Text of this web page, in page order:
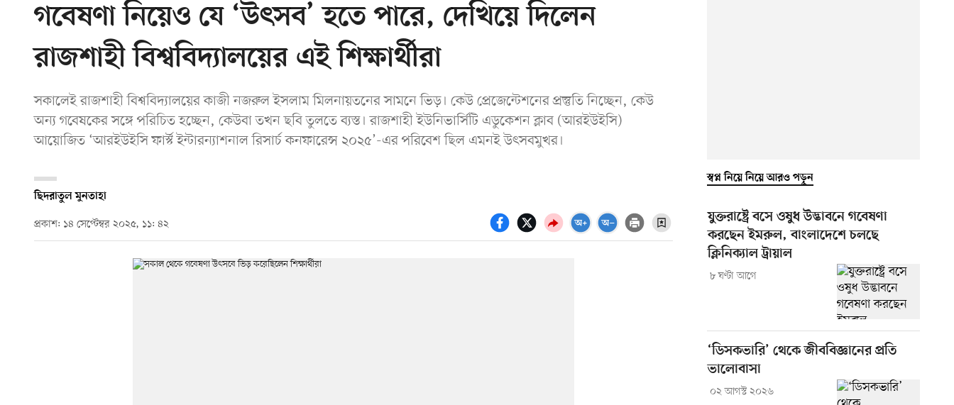
গবেষণা নিয়েও যে ‘উৎসব’ হতে পারে, দেখিয়ে দিলেন
রাজশাহী বিশ্ববিদ্যালয়ের এই শিক্ষার্থীরা
সকালেই রাজশাহী বিশ্ববিদ্যালয়ের কাজী নজরুল ইসলাম মিলনায়তনের সামনে ভিড়। কেউ প্রেজেন্টেশনের প্রস্তুতি নিচ্ছেন, কেউ
অন্য গবেষকের সঙ্গে পরিচিত হচ্ছেন, কেউবা তখন ছবি তুলতে ব্যস্ত। রাজশাহী ইউনিভার্সিটি এডুকেশন ক্লাব (আরইউইসি)
আয়োজিত ‘আরইউইসি ফার্স্ট ইন্টারন্যাশনাল রিসার্চ কনফারেন্স ২০২৫’-এর পরিবেশ ছিল এমনই উৎসবমুখর।
ছিদরাতুল মুনতাহা
প্রকাশ: ১৪ সেপ্টেম্বর ২০২৫, ১১: ৪২
স্বপ্ন নিয়ে নিয়ে আরও পড়ুন
যুক্তরাষ্ট্রে বসে ওষুধ উদ্ভাবনে গবেষণা
করছেন ইমরুল, বাংলাদেশে চলছে
ক্লিনিক্যাল ট্রায়াল
৮ ঘণ্টা আগে
‘ডিসকভারি’ থেকে জীববিজ্ঞানের প্রতি
ভালোবাসা
০২ আগস্ট ২০২৬